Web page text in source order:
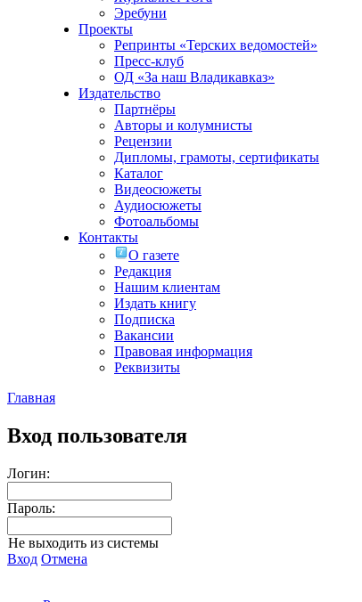
Эребуни
Проекты
Репринты «Терских ведомостей»
Пресс-клуб
ОД «За наш Владикавказ»
Издательство
Партнёры
Авторы и колумнисты
Рецензии
Дипломы, грамоты, сертификаты
Каталог
Видеосюжеты
Аудиосюжеты
Фотоальбомы
Контакты
О газете
Редакция
Нашим клиентам
Издать книгу
Подписка
Вакансии
Правовая информация
Реквизиты
Главная
Вход пользователя
Логин:
Пароль:
Не выходить из системы
Вход Отмена